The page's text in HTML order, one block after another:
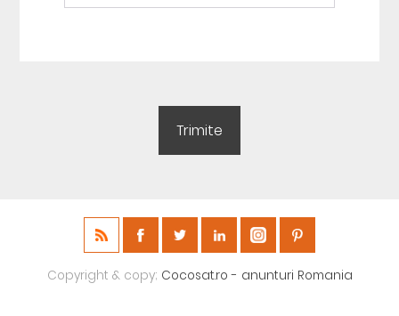
Copyright & copy; Cocosat.ro - anunturi Romania